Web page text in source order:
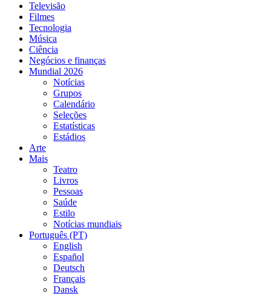
Televisão
Filmes
Tecnologia
Música
Ciência
Negócios e finanças
Mundial 2026
Notícias
Grupos
Calendário
Seleções
Estatísticas
Estádios
Arte
Mais
Teatro
Livros
Pessoas
Saúde
Estilo
Notícias mundiais
Português (PT)
English
Español
Deutsch
Français
Dansk